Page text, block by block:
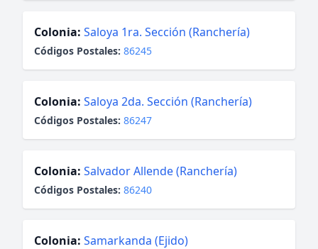
Colonia: Saloya 1ra. Sección (Ranchería)
Códigos Postales: 86245
Colonia: Saloya 2da. Sección (Ranchería)
Códigos Postales: 86247
Colonia: Salvador Allende (Ranchería)
Códigos Postales: 86240
Colonia: Samarkanda (Ejido)